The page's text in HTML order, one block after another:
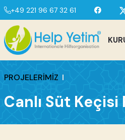
+49 221 96 67 32 61
PROJELERİMİZ
Canlı Süt Keçisi